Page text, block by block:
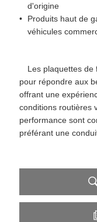
d'origine
Produits haut de
véhicules
Les plaquettes de
pour répondre aux
offrant une
conditions routières
performance sont
préférant une